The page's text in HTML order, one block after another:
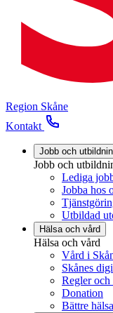
Region Skåne
Kontakt
Jobb och
Jobb och
Lediga
Jobba hos
Utbildad
Hälsa och vård
Hälsa och vård
Vård i
Skånes
Regler och
Donation
Bättre